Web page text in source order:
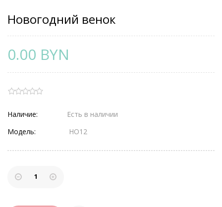
Новогодний венок
0.00 BYN
Наличие:
Есть в наличии
Модель:
НО12